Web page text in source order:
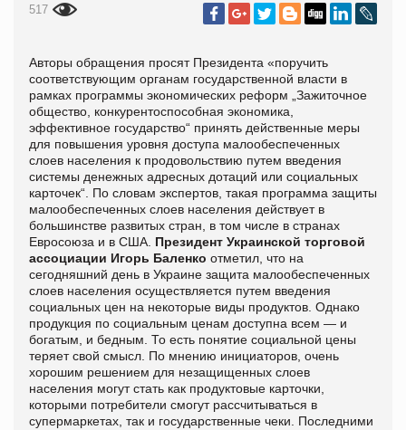
517
Авторы обращения просят Президента «поручить
соответствующим органам государственной власти в
рамках программы экономических реформ „Зажиточное
общество, конкурентоспособная экономика,
эффективное государство“ принять действенные меры
для повышения уровня доступа малообеспеченных
слоев населения к продовольствию путем введения
системы денежных адресных дотаций или социальных
карточек“. По словам экспертов, такая программа защиты
малообеспеченных слоев населения действует в
большинстве развитых стран, в том числе в странах
Евросоюза и в США. Президент Украинской торговой
ассоциации Игорь Баленко отметил, что на
сегодняшний день в Украине защита малообеспеченных
слоев населения осуществляется путем введения
социальных цен на некоторые виды продуктов. Однако
продукция по социальным ценам доступна всем — и
богатым, и бедным. То есть понятие социальной цены
теряет свой смысл. По мнению инициаторов, очень
хорошим решением для незащищенных слоев
населения могут стать как продуктовые карточки,
которыми потребители смогут рассчитываться в
супермаркетах, так и государственные чеки. Последними